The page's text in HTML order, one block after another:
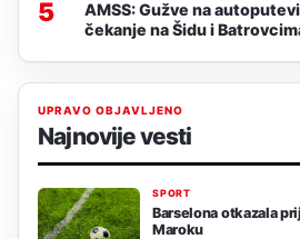
5
AMSS: Gužve na
čekanje na Šidu i
UPRAVO OBJAVLJENO
Najnovije vesti
SPORT
Barselona otkazala
Maroku